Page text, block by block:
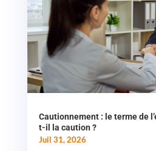
Cautionnement : le terme de
t-il la caution ?
Juil 31, 2026